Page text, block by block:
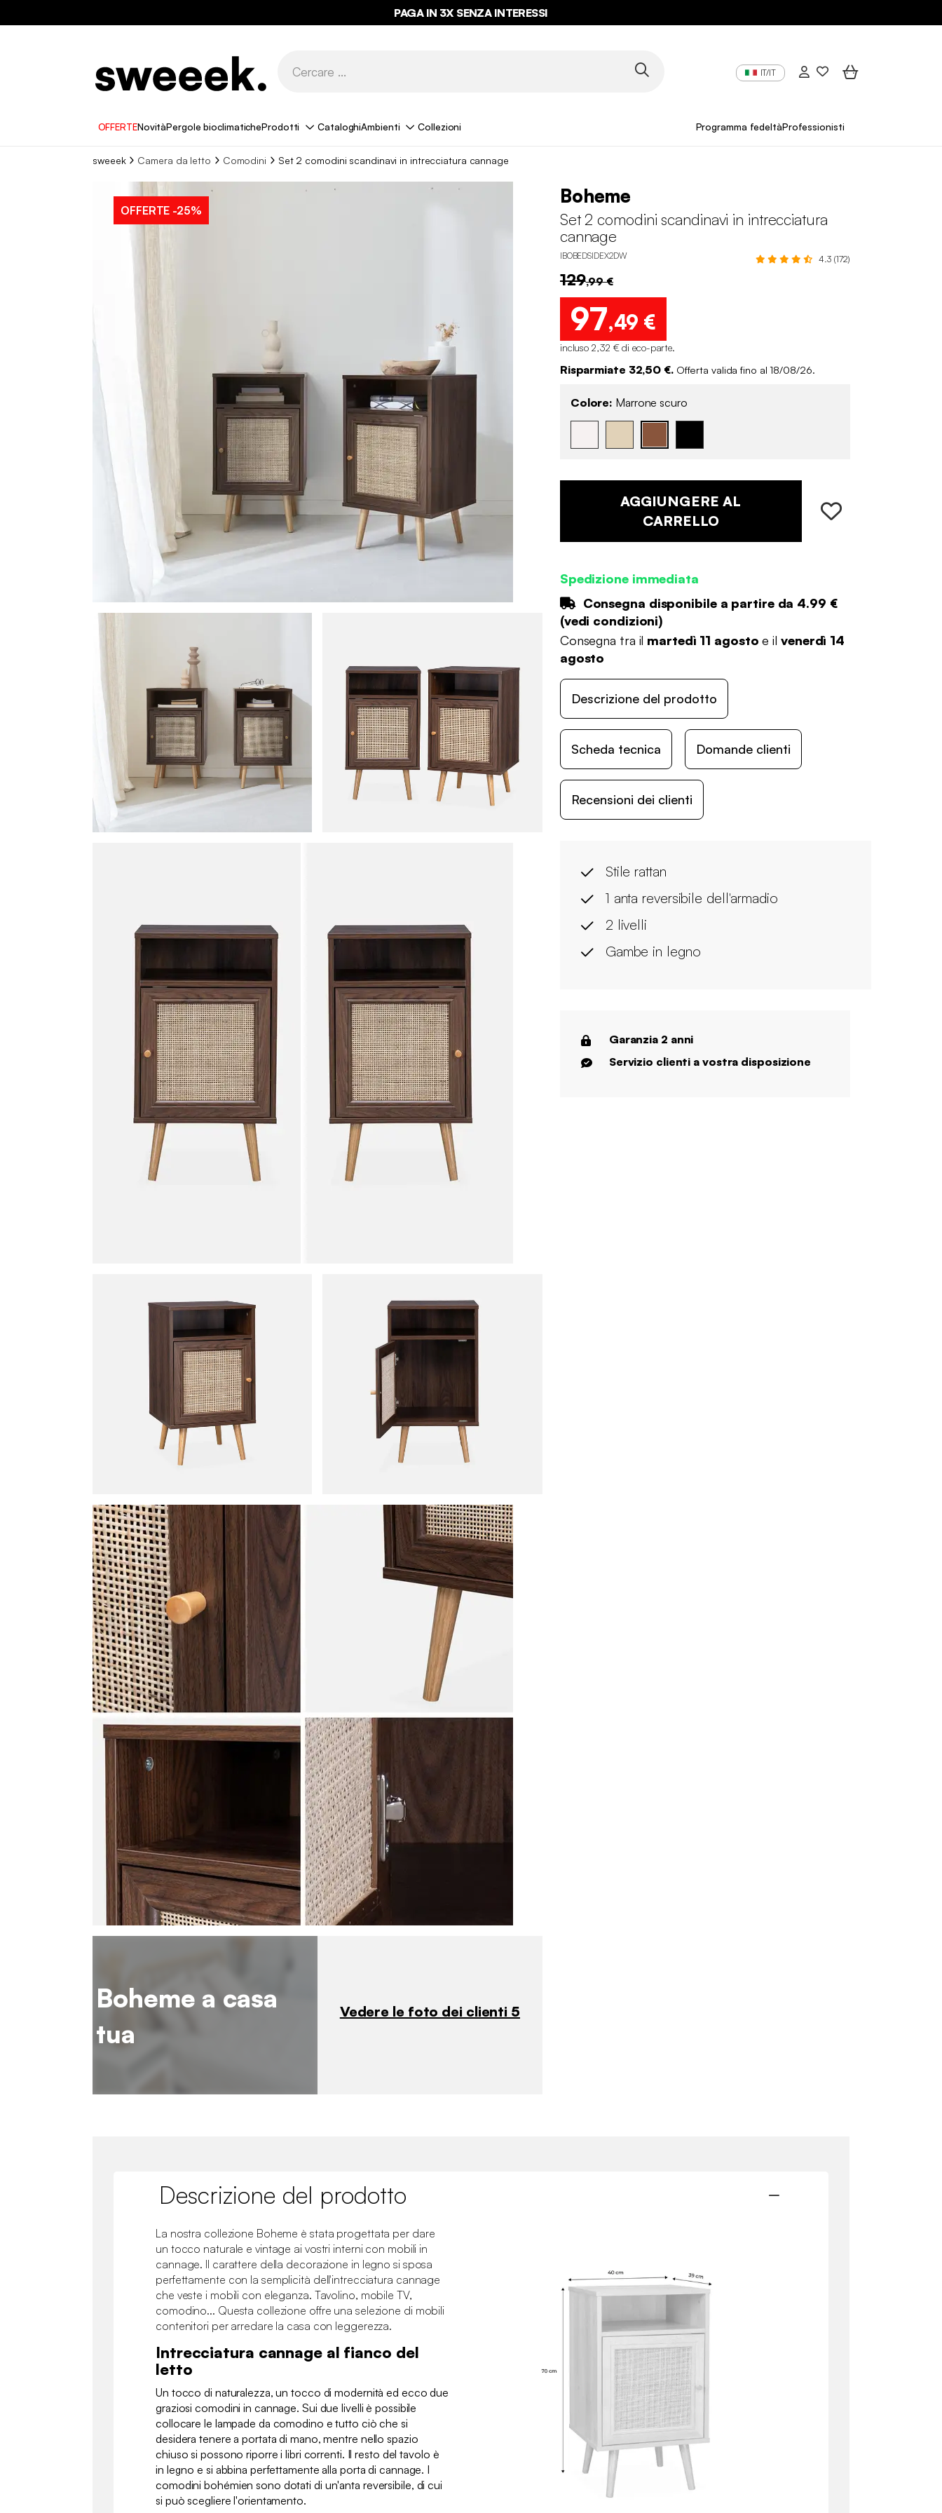
PAGA IN 3X SENZA INTERESSI
IT/IT
OFFERTENovitàPergole bioclimaticheProdotti CataloghiAmbienti Collezioni Programma fedeltàProfessionisti
sweeek Camera da letto Comodini Set 2 comodini scandinavi in intrecciatura cannage
OFFERTE -25%
Boheme a casa
tua
Vedere le foto dei clienti 5
Boheme
Set 2 comodini scandinavi in intrecciatura
cannage
IBOBEDSIDEX2DW 4.3 (172)
129,99 €
97,49 €
incluso 2,32 € di eco-parte.
Risparmiate 32,50 €. Offerta valida fino al 18/08/26.
Colore: Marrone scuro
AGGIUNGERE AL
CARRELLO
Spedizione immediata
Consegna disponibile a partire da 4.99 €
(vedi condizioni)
Consegna tra il martedì 11 agosto e il venerdì 14
agosto
Descrizione del prodotto
Scheda tecnica Domande clienti
Recensioni dei clienti
Stile rattan
1 anta reversibile dell'armadio
2 livelli
Gambe in legno
Garanzia 2 anni
Servizio clienti a vostra disposizione
Descrizione del prodotto
La nostra collezione Boheme è stata progettata per dare
un tocco naturale e vintage ai vostri interni con mobili in
cannage. Il carattere della decorazione in legno si sposa
perfettamente con la semplicità dell'intrecciatura cannage
che veste i mobili con eleganza. Tavolino, mobile TV,
comodino... Questa collezione offre una selezione di mobili
contenitori per arredare la casa con leggerezza.
Intrecciatura cannage al fianco del
letto
Un tocco di naturalezza, un tocco di modernità ed ecco due
graziosi comodini in cannage. Sui due livelli è possibile
collocare le lampade da comodino e tutto ciò che si
desidera tenere a portata di mano, mentre nello spazio
chiuso si possono riporre i libri correnti. Il resto del tavolo è
in legno e si abbina perfettamente alla porta di cannage. I
comodini bohémien sono dotati di un'anta reversibile, di cui
si può scegliere l'orientamento.